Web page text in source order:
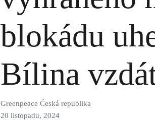
blokádu
Bílina
Greenpeace Česká republika
20 listopadu, 2024